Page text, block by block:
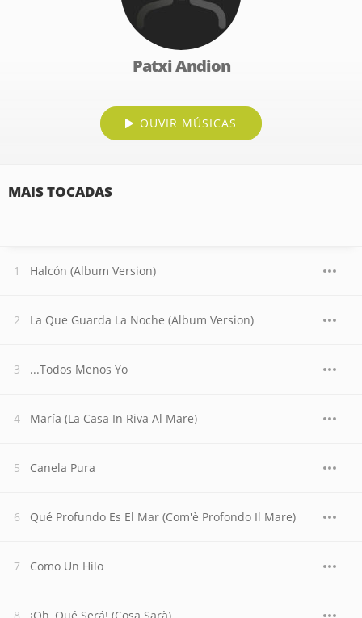
Patxi Andion
OUVIR MÚSICAS
MAIS TOCADAS
Halcón (Album Version)
La Que Guarda La Noche (Album Version)
...Todos Menos Yo
María (La Casa In Riva Al Mare)
Canela Pura
Qué Profundo Es El Mar (Com'è Profondo Il Mare)
Como Un Hilo